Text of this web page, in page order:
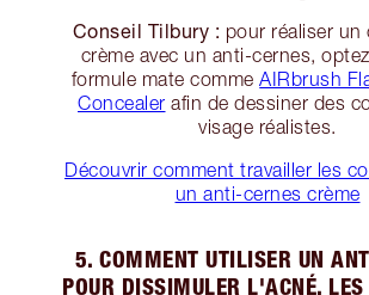
Conseil Tilbury : pour réaliser
crème avec un anti-cernes,
formule mate commeAIRbrush
Concealer afin de dessiner des
visage réalistes.
Découvrir comment travailler les
un anti-cernes crème
5. COMMENT UTILISER UN
POUR DISSIMULER L'ACNÉ, LES